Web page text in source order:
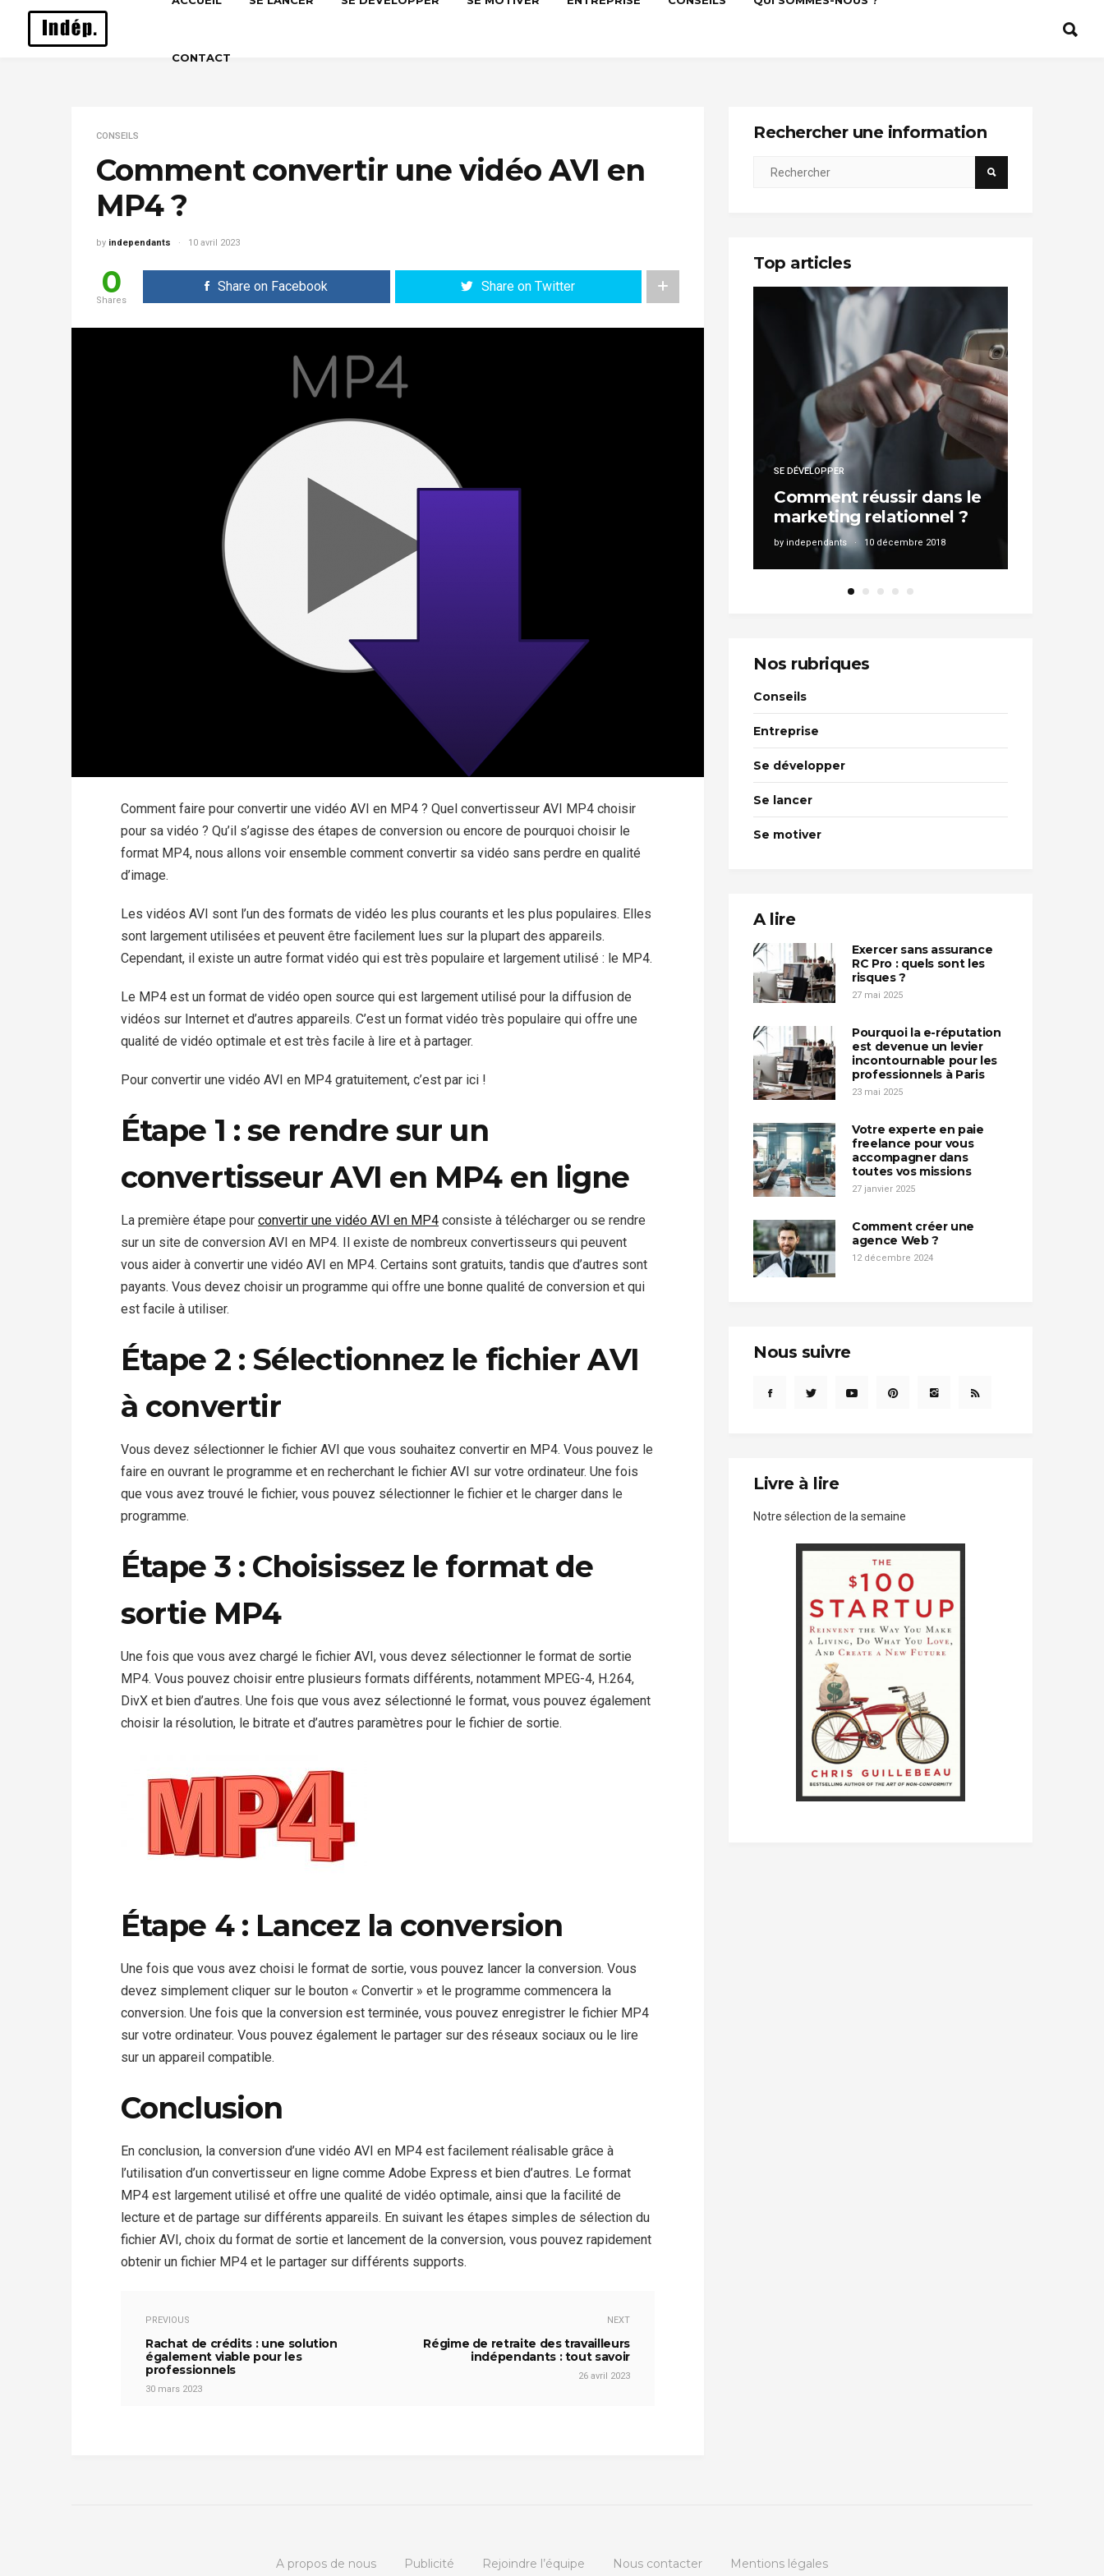
CONTACT
CONSEILS
Comment convertir une vidéo AVI en
MP4 ?
by independants 10 avril 2023
0
Shares
Share on Facebook Share on Twitter
Comment faire pour convertir une vidéo AVI en MP4 ? Quel convertisseur AVI MP4 choisir
pour sa vidéo ? Qu’il s’agisse des étapes de conversion ou encore de pourquoi choisir le
format MP4, nous allons voir ensemble comment convertir sa vidéo sans perdre en qualité
d’image.
Les vidéos AVI sont l’un des formats de vidéo les plus courants et les plus populaires. Elles
sont largement utilisées et peuvent être facilement lues sur la plupart des appareils.
Cependant, il existe un autre format vidéo qui est très populaire et largement utilisé : le MP4.
Le MP4 est un format de vidéo open source qui est largement utilisé pour la diffusion de
vidéos sur Internet et d’autres appareils. C’est un format vidéo très populaire qui offre une
qualité de vidéo optimale et est très facile à lire et à partager.
Pour convertir une vidéo AVI en MP4 gratuitement, c’est par ici !
Étape 1 : se rendre sur un
convertisseur AVI en MP4 en ligne
La première étape pour convertir une vidéo AVI en MP4 consiste à télécharger ou se rendre
sur un site de conversion AVI en MP4. Il existe de nombreux convertisseurs qui peuvent
vous aider à convertir une vidéo AVI en MP4. Certains sont gratuits, tandis que d’autres sont
payants. Vous devez choisir un programme qui offre une bonne qualité de conversion et qui
est facile à utiliser.
Étape 2 : Sélectionnez le fichier AVI
à convertir
Vous devez sélectionner le fichier AVI que vous souhaitez convertir en MP4. Vous pouvez le
faire en ouvrant le programme et en recherchant le fichier AVI sur votre ordinateur. Une fois
que vous avez trouvé le fichier, vous pouvez sélectionner le fichier et le charger dans le
programme.
Étape 3 : Choisissez le format de
sortie MP4
Une fois que vous avez chargé le fichier AVI, vous devez sélectionner le format de sortie
MP4. Vous pouvez choisir entre plusieurs formats différents, notamment MPEG-4, H.264,
DivX et bien d’autres. Une fois que vous avez sélectionné le format, vous pouvez également
choisir la résolution, le bitrate et d’autres paramètres pour le fichier de sortie.
Étape 4 : Lancez la conversion
Une fois que vous avez choisi le format de sortie, vous pouvez lancer la conversion. Vous
devez simplement cliquer sur le bouton « Convertir » et le programme commencera la
conversion. Une fois que la conversion est terminée, vous pouvez enregistrer le fichier MP4
sur votre ordinateur. Vous pouvez également le partager sur des réseaux sociaux ou le lire
sur un appareil compatible.
Conclusion
En conclusion, la conversion d’une vidéo AVI en MP4 est facilement réalisable grâce à
l’utilisation d’un convertisseur en ligne comme Adobe Express et bien d’autres. Le format
MP4 est largement utilisé et offre une qualité de vidéo optimale, ainsi que la facilité de
lecture et de partage sur différents appareils. En suivant les étapes simples de sélection du
fichier AVI, choix du format de sortie et lancement de la conversion, vous pouvez rapidement
obtenir un fichier MP4 et le partager sur différents supports.
PREVIOUS
Rachat de crédits : une solution
également viable pour les
professionnels
30 mars 2023
NEXT
Régime de retraite des travailleurs
indépendants : tout savoir
26 avril 2023
Rechercher une information
Top articles
SE DÉVELOPPER
Comment réussir dans le
marketing relationnel ?
by independants 10 décembre 2018
Nos rubriques
Conseils
Entreprise
Se développer
Se lancer
Se motiver
A lire
Exercer sans assurance
RC Pro : quels sont les
risques ?
27 mai 2025
Pourquoi la e-réputation
est devenue un levier
incontournable pour les
professionnels à Paris
23 mai 2025
Votre experte en paie
freelance pour vous
accompagner dans
toutes vos missions
27 janvier 2025
Comment créer une
agence Web ?
12 décembre 2024
Nous suivre
Livre à lire
Notre sélection de la semaine
A propos de nous Publicité Rejoindre l’équipe Nous contacter Mentions légales